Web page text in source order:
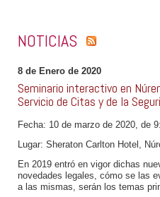
NOTICIAS
8 de Enero de 2020
Seminario interactivo en
Servicio de Citas y de la
Fecha: 10 de marzo de 2020, de
Lugar: Sheraton Carlton Hotel,
En 2019 entró en vigor dichas
novedades legales, cómo se las
a las mismas, serán los temas